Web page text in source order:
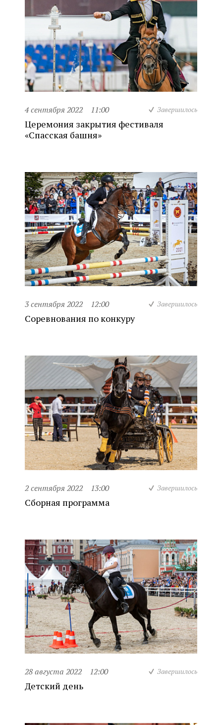
4 сентября 2022 11:00 Завершилось
Церемония закрытия фестиваля
«Спасская башня»
3 сентября 2022 12:00 Завершилось
Соревнования по конкуру
2 сентября 2022 13:00 Завершилось
Сборная программа
28 августа 2022 12:00 Завершилось
Детский день